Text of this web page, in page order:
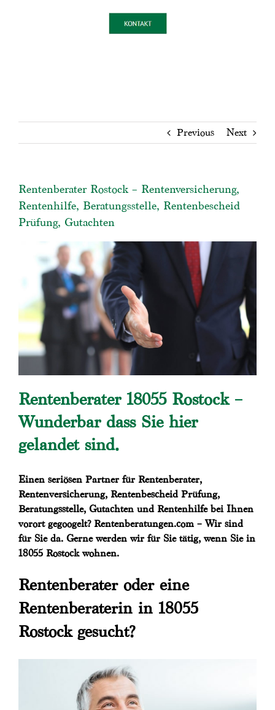
Previous Next
Rentenberater Rostock – Rentenversicherung,
Rentenhilfe, Beratungsstelle, Rentenbescheid
Prüfung, Gutachten
Rentenberater 18055 Rostock –
Wunderbar dass Sie hier
gelandet sind.
Einen seriösen Partner für Rentenberater,
Rentenversicherung, Rentenbescheid Prüfung,
Beratungsstelle, Gutachten und Rentenhilfe bei Ihnen
vorort gegoogelt? Rentenberatungen.com – Wir sind
für Sie da. Gerne werden wir für Sie tätig, wenn Sie in
18055 Rostock wohnen.
Rentenberater oder eine
Rentenberaterin in 18055
Rostock gesucht?